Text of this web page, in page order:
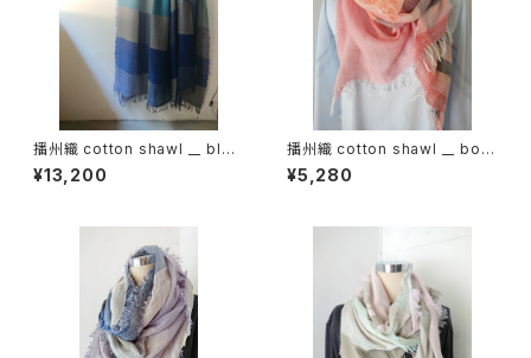
播州織 cotton shawl __ bloc
k 220-120 深海GK
¥13,200
播州織 cotton shawl __ bord
er 160 夕映w
¥5,280